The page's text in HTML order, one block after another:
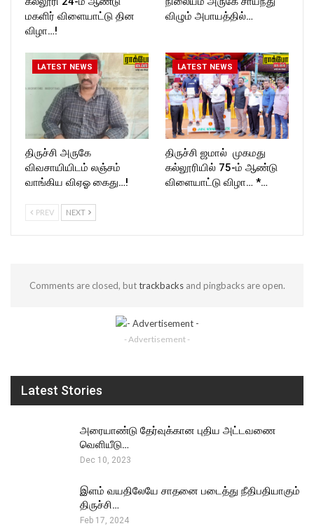
மகளிர் விளையாட்டு தின
விழா…!
விழும் அபாயத்தில்…
LATEST NEWS
திருச்சி அருகே
விவசாயியிடம் லஞ்சம்
வாங்கிய விஏஓ கைது…!
LATEST NEWS
திருச்சி ஜமால் முகமது
கல்லூரியில் 75-ம் ஆண்டு
விளையாட்டு விழா… *…
PREV NEXT
Comments are closed, buttrackbacksand pingbacks are open.
- Advertisement -
Latest Stories
அரையாண்டு தேர்வுக்கான புதிய அட்டவணை
வெளியீடு…
Dec 10, 2023
இளம் வயதிலேயே சாதனை படைத்து நீதிபதியாகும்
திருச்சி…
Feb 17, 2024